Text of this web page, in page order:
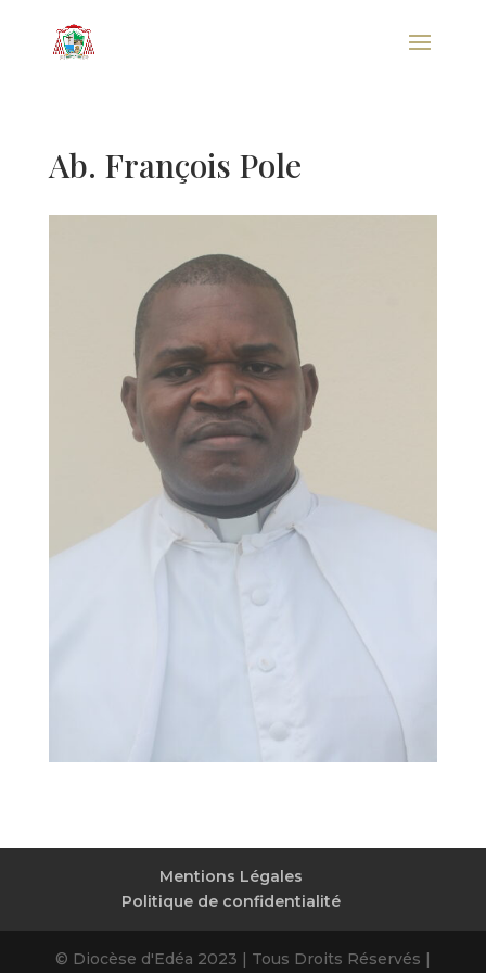
Ab. François Pole
Mentions Légales
Politique de confidentialité
© Diocèse d'Edéa 2023 | Tous Droits Réservés |